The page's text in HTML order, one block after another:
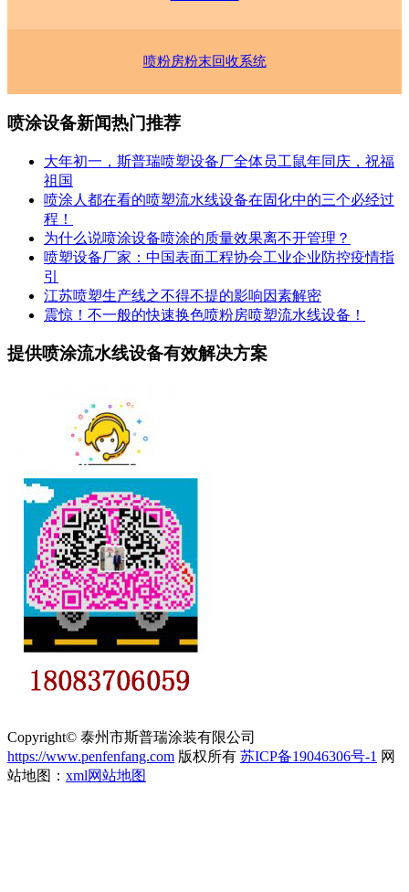
喷粉房粉末回收系统
喷涂设备新闻热门推荐
大年初一，斯普瑞喷塑设备厂全体员工鼠年同庆，祝福
祖国
喷涂人都在看的喷塑流水线设备在固化中的三个必经过
程！
为什么说喷涂设备喷涂的质量效果离不开管理？
喷塑设备厂家：中国表面工程协会工业企业防控疫情指
引
江苏喷塑生产线之不得不提的影响因素解密
震惊！不一般的快速换色喷粉房喷塑流水线设备！
提供喷涂流水线设备有效解决方案
Copyright© 泰州市斯普瑞涂装有限公司
https://www.penfenfang.com 版权所有 苏ICP备19046306号-1 网
站地图： xml网站地图